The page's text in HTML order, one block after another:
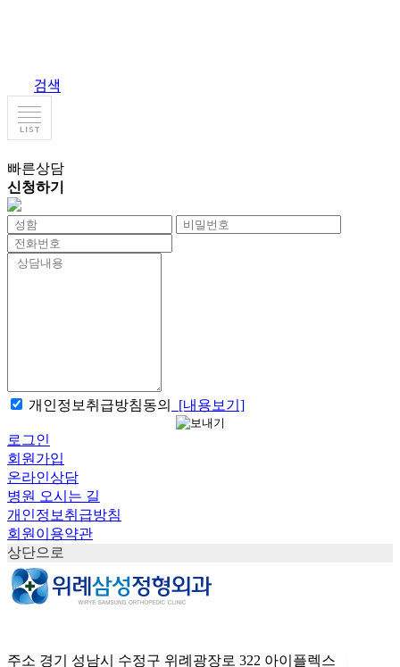
검색
빠른상담
신청하기
개인정보취급방침동의 [내용보기]
로그인
회원가입
온라인상담
병원 오시는 길
개인정보취급방침
회원이용약관
상단으로
주소 경기 성남시 수정구 위례광장로 322 아이플렉스